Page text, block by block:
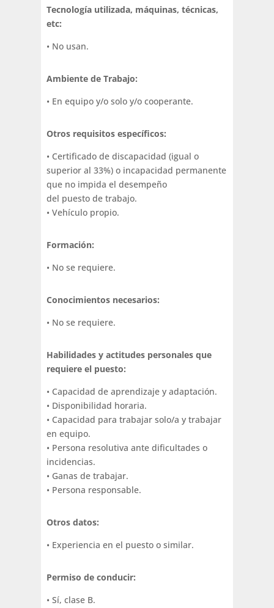
Tecnología utilizada, máquinas, técnicas,
etc:
• No usan.
Ambiente de Trabajo:
• En equipo y/o solo y/o cooperante.
Otros requisitos específicos:
• Certificado de discapacidad (igual o
superior al 33%) o incapacidad permanente
que no impida el desempeño
del puesto de trabajo.
• Vehículo propio.
Formación:
• No se requiere.
Conocimientos necesarios:
• No se requiere.
Habilidades y actitudes personales que
requiere el puesto:
• Capacidad de aprendizaje y adaptación.
• Disponibilidad horaria.
• Capacidad para trabajar solo/a y trabajar
en equipo.
• Persona resolutiva ante dificultades o
incidencias.
• Ganas de trabajar.
• Persona responsable.
Otros datos:
• Experiencia en el puesto o similar.
Permiso de conducir:
• Sí, clase B.